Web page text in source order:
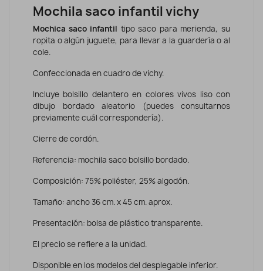
Mochila saco infantil vichy
Mochica saco infantil tipo saco para merienda, su
ropita o algún juguete, para llevar a la guardería o al
cole.
Confeccionada en cuadro de vichy.
Incluye bolsillo delantero en colores vivos liso con
dibujo bordado aleatorio (puedes consultarnos
previamente cuál correspondería).
Cierre de cordón.
Referencia: mochila saco bolsillo bordado.
Composición: 75% poliéster, 25% algodón.
Tamaño: ancho 36 cm. x 45 cm. aprox.
Presentación: bolsa de plástico transparente.
El precio se refiere a la unidad.
Disponible en los modelos del desplegable inferior.